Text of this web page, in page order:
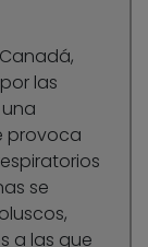
las
provoca
se
a las que